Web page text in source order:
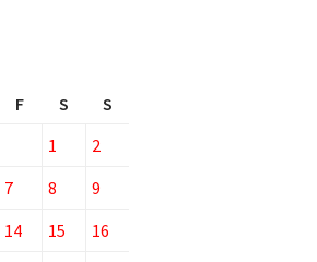
F S
S
1
2
7 8
9
14 15
16